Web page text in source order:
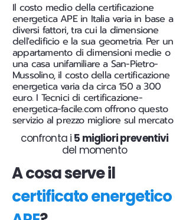
Il costo medio della certificazione
energetica APE in Italia varia in base a
diversi fattori, tra cui la dimensione
dell'edificio e la sua geometria. Per un
appartamento di dimensioni medie o
una casa unifamiliare a San-Pietro-
Mussolino, il costo della certificazione
energetica varia da circa 150 a 300
euro. I Tecnici di certificazione-
energetica-facile.com offrono questo
servizio al prezzo migliore sul mercato
confronta i 5 migliori preventivi
del momento
A cosa serve il
certificato energetico